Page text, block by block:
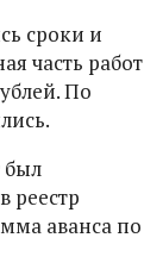
сроки и
часть работ
По
был
реестр
аванса по